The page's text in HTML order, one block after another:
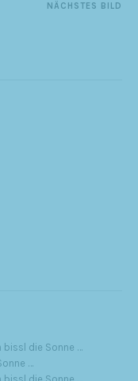
NÄCHSTES BILD
bissl die Sonne …
…